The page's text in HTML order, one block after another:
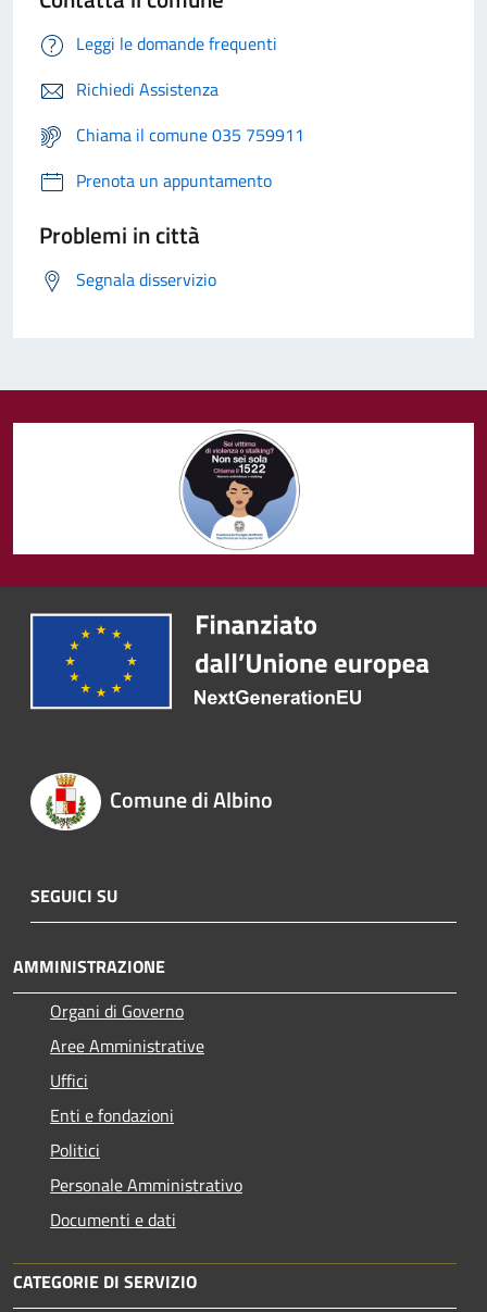
Leggi le domande frequenti
Richiedi Assistenza
Chiama il comune 035 759911
Prenota un appuntamento
Problemi in città
Segnala disservizio
Comune di Albino
SEGUICI SU
AMMINISTRAZIONE
Organi di Governo
Aree Amministrative
Uffici
Enti e fondazioni
Politici
Personale Amministrativo
Documenti e dati
CATEGORIE DI SERVIZIO